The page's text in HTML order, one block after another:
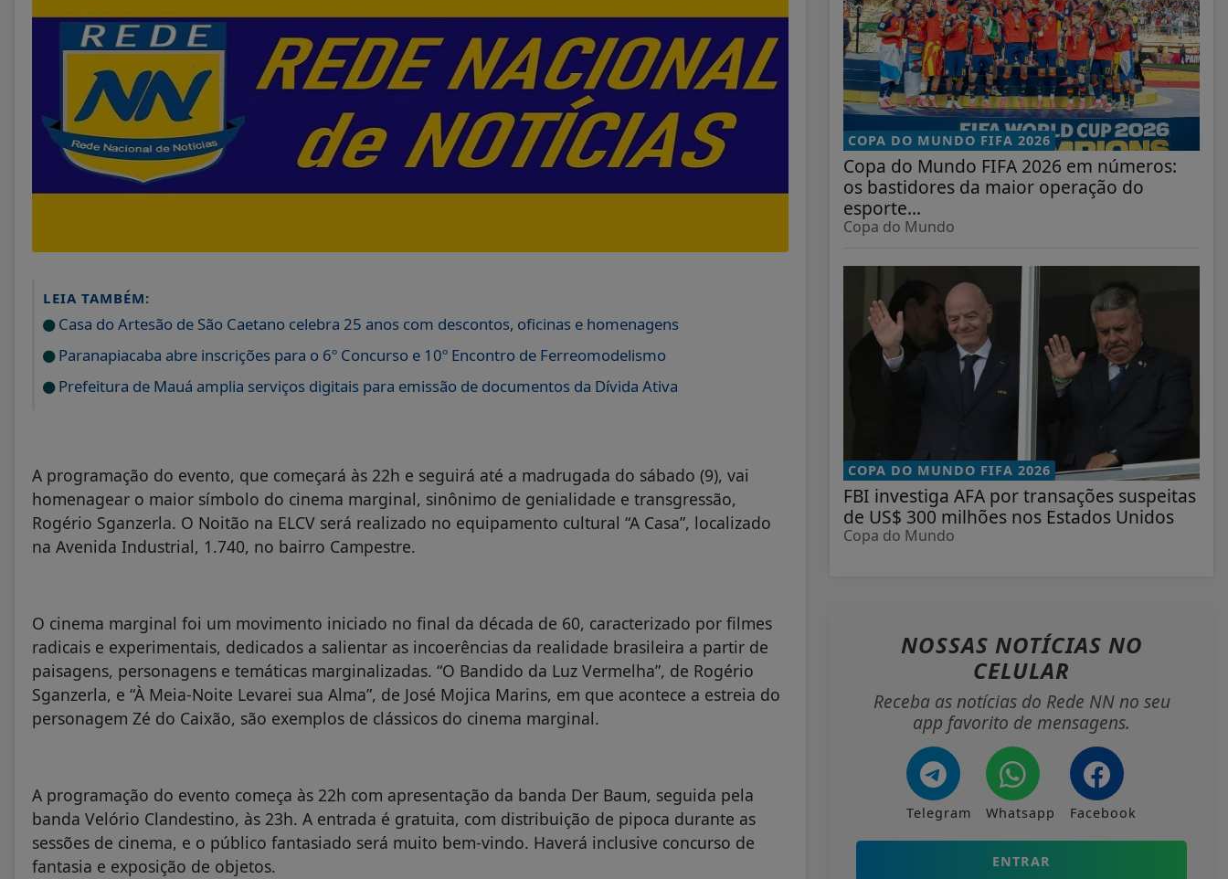
LEIA TAMBÉM:
Casa do Artesão de São Caetano celebra 25 anos com descontos, oficinas e homenagens
Paranapiacaba abre inscrições para o 6º Concurso e 10º Encontro de Ferreomodelismo
Prefeitura de Mauá amplia serviços digitais para emissão de documentos da Dívida Ativa
A programação do evento, que começará às 22h e seguirá até a madrugada do sábado (9), vai
homenagear o maior símbolo do cinema marginal, sinônimo de genialidade e transgressão,
Rogério Sganzerla. O Noitão na ELCV será realizado no equipamento cultural “A Casa”, localizado
na Avenida Industrial, 1.740, no bairro Campestre.
O cinema marginal foi um movimento iniciado no final da década de 60, caracterizado por filmes
radicais e experimentais, dedicados a salientar as incoerências da realidade brasileira a partir de
paisagens, personagens e temáticas marginalizadas. “O Bandido da Luz Vermelha”, de Rogério
Sganzerla, e “À Meia-Noite Levarei sua Alma”, de José Mojica Marins, em que acontece a estreia do
personagem Zé do Caixão, são exemplos de clássicos do cinema marginal.
A programação do evento começa às 22h com apresentação da banda Der Baum, seguida pela
banda Velório Clandestino, às 23h. A entrada é gratuita, com distribuição de pipoca durante as
sessões de cinema, e o público fantasiado será muito bem-vindo. Haverá inclusive concurso de
fantasia e exposição de objetos.
COPA DO MUNDO FIFA 2026
Copa do Mundo FIFA 2026 em números:
os bastidores da maior operação do
esporte...
Copa do Mundo
COPA DO MUNDO FIFA 2026
FBI investiga AFA por transações suspeitas
de US$ 300 milhões nos Estados Unidos
Copa do Mundo
NOSSAS NOTÍCIAS NO
CELULAR
Receba as notícias do Rede NN no seu
app favorito de mensagens.
Telegram Whatsapp Facebook
ENTRAR